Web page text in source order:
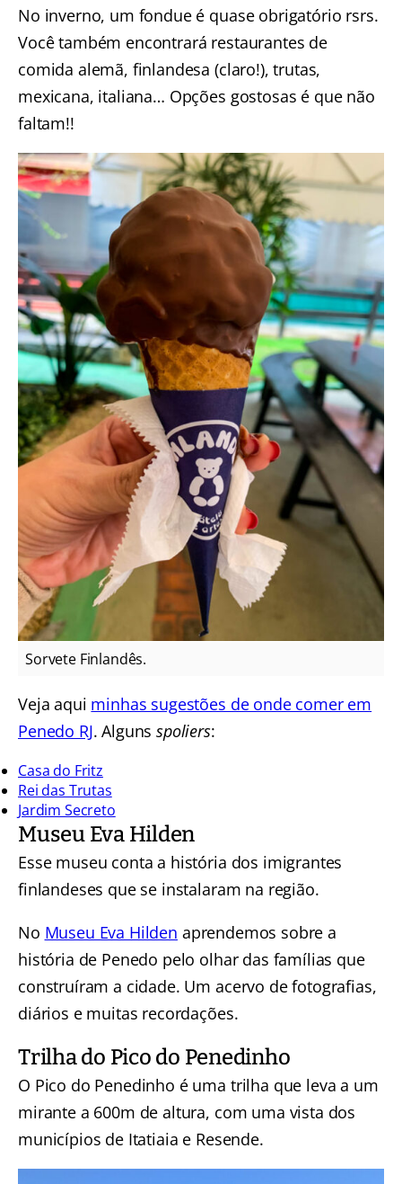
No inverno, um fondue é quase obrigatório rsrs.
Você também encontrará restaurantes de
comida alemã, finlandesa (claro!), trutas,
mexicana, italiana… Opções gostosas é que não
faltam!!
Sorvete Finlandês.
Veja aqui minhas sugestões de onde comer em
Penedo RJ. Algunsspoliers:
Casa do Fritz
Rei das Trutas
Jardim Secreto
Museu Eva Hilden
Esse museu conta a história dos imigrantes
finlandeses que se instalaram na região.
No Museu Eva Hilden aprendemos sobre a
história de Penedo pelo olhar das famílias que
construíram a cidade. Um acervo de fotografias,
diários e muitas recordações.
Trilha do Pico do Penedinho
O Pico do Penedinho é uma trilha que leva a um
mirante a 600m de altura, com uma vista dos
municípios de Itatiaia e Resende.